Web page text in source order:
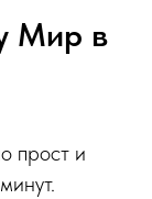
Мир в
прост и